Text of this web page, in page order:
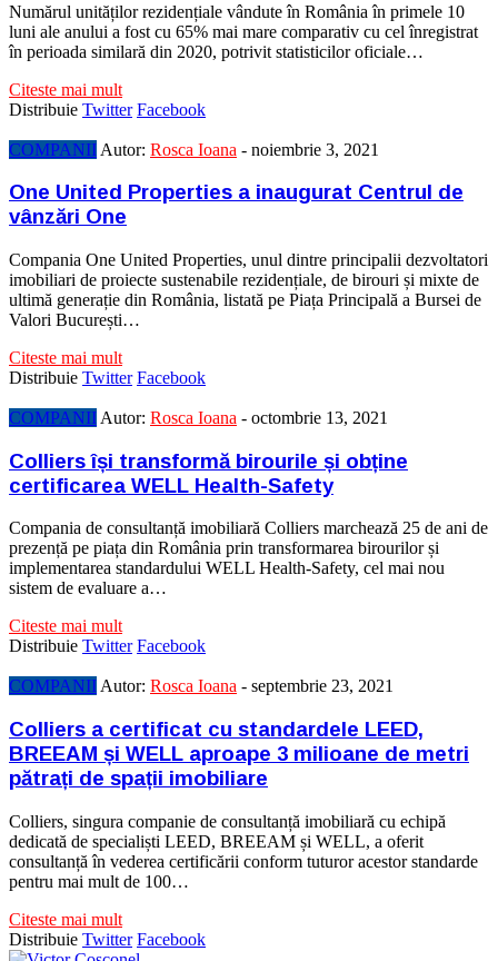
Numărul unităților rezidențiale vândute în România în primele 10
luni ale anului a fost cu 65% mai mare comparativ cu cel înregistrat
în perioada similară din 2020, potrivit statisticilor oficiale…
Citeste mai mult
Distribuie Twitter Facebook
COMPANII Autor: Rosca Ioana - noiembrie 3, 2021
One United Properties a inaugurat Centrul de
vânzări One
Compania One United Properties, unul dintre principalii dezvoltatori
imobiliari de proiecte sustenabile rezidențiale, de birouri și mixte de
ultimă generație din România, listată pe Piața Principală a Bursei de
Valori București…
Citeste mai mult
Distribuie Twitter Facebook
COMPANII Autor: Rosca Ioana - octombrie 13, 2021
Colliers își transformă birourile și obține
certificarea WELL Health-Safety
Compania de consultanță imobiliară Colliers marchează 25 de ani de
prezență pe piața din România prin transformarea birourilor și
implementarea standardului WELL Health-Safety, cel mai nou
sistem de evaluare a…
Citeste mai mult
Distribuie Twitter Facebook
COMPANIIAutor: Rosca Ioana - septembrie 23, 2021
Colliers a certificat cu standardele LEED,
BREEAM și WELL aproape 3 milioane de metri
pătrați de spații imobiliare
Colliers, singura companie de consultanță imobiliară cu echipă
dedicată de specialiști LEED, BREEAM și WELL, a oferit
consultanță în vederea certificării conform tuturor acestor standarde
pentru mai mult de 100…
Citeste mai mult
Distribuie Twitter Facebook